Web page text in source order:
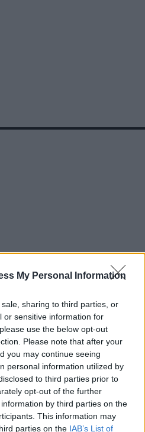
My Personal Information
sharing to third parties, or
or sensitive information for
use the below opt-out
Please note that after your
you may continue seeing
personal information utilized by
to third parties prior to
opt-out of the further
by third parties on the
This information may
parties on the IAB’s List of